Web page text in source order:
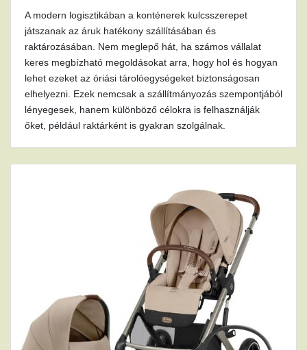
A modern logisztikában a konténerek kulcsszerepet
játszanak az áruk hatékony szállításában és
raktározásában. Nem meglepő hát, ha számos vállalat
keres megbízható megoldásokat arra, hogy hol és hogyan
lehet ezeket az óriási tárolóegységeket biztonságosan
elhelyezni. Ezek nemcsak a szállítmányozás szempontjából
lényegesek, hanem különböző célokra is felhasználják
őket, például raktárként is gyakran szolgálnak.